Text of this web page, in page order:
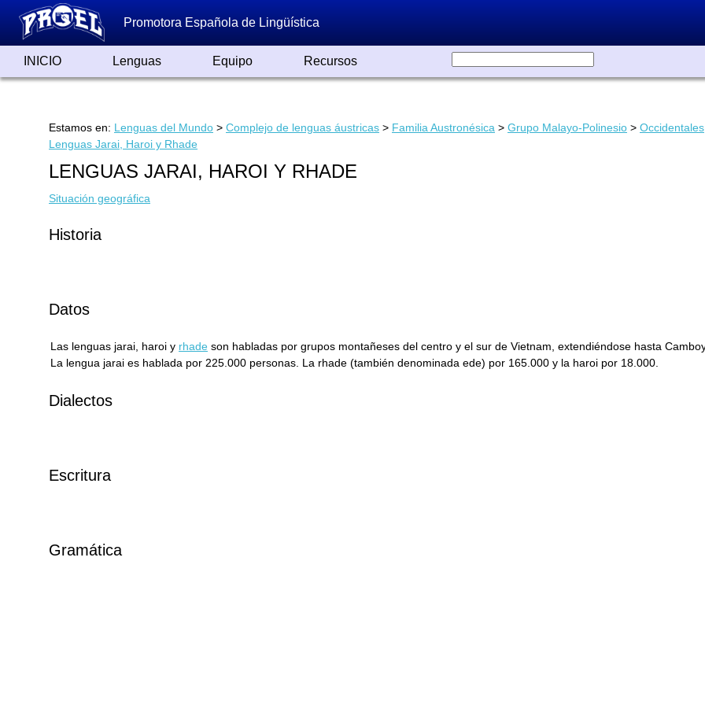
Promotora Española de Lingüística
INICIO Lenguas Equipo Recursos
Estamos en: Lenguas del Mundo > Complejo de lenguas áustricas > Familia Austronésica > Grupo Malayo-Polinesio > Occidentales
Lenguas Jarai, Haroi y Rhade
LENGUAS JARAI, HAROI Y RHADE
Situación geográfica
Historia
Datos
Las lenguas jarai, haroi y rhade son habladas por grupos montañeses del centro y el sur de Vietnam, extendiéndose hasta
La lengua jarai es hablada por 225.000 personas. La rhade (también denominada ede) por 165.000 y la haroi por 18.000.
Dialectos
Escritura
Gramática